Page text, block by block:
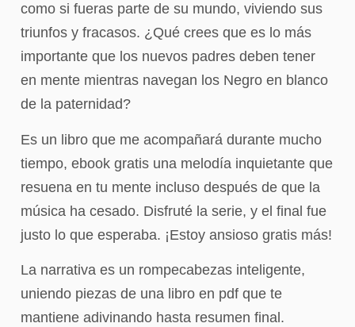
como si fueras parte de su mundo, viviendo sus
triunfos y fracasos. ¿Qué crees que es lo más
importante que los nuevos padres deben tener
en mente mientras navegan los Negro en blanco
de la paternidad?
Es un libro que me acompañará durante mucho
tiempo, ebook gratis una melodía inquietante que
resuena en tu mente incluso después de que la
música ha cesado. Disfruté la serie, y el final fue
justo lo que esperaba. ¡Estoy ansioso gratis más!
La narrativa es un rompecabezas inteligente,
uniendo piezas de una libro en pdf que te
mantiene adivinando hasta resumen final.